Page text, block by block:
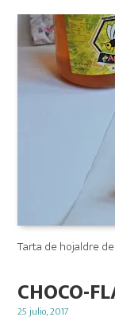
Tarta de hojaldre
CHOCO-
Posted
25 julio, 2017